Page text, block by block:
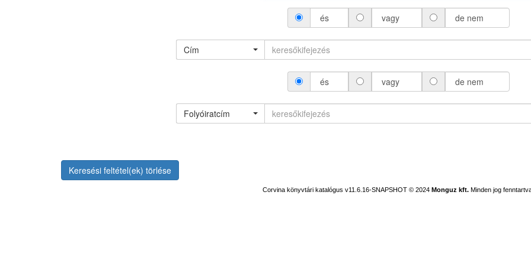
és vagy de nem
Cím
és vagy de nem
Folyóiratcím
Keresési feltétel(ek) törlése
Corvina könyvtári katalógus v11.6.16-SNAPSHOT © 2024 Monguz kft. Minden jog